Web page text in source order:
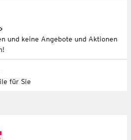
und keine Angebote und Aktionen
für Sie